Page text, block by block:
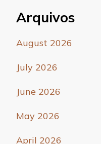
Arquivos
August 2026
July 2026
June 2026
May 2026
April 2026